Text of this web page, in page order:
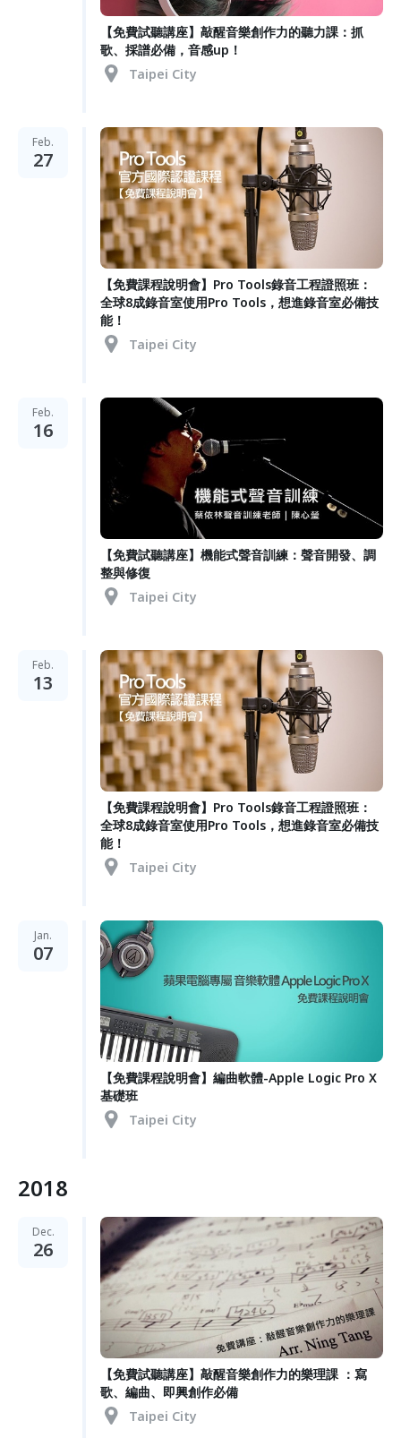
【免費試聽講座】敲醒音樂創作力的聽力課：抓
歌、採譜必備，音感up！
Taipei City
Feb.
27
【免費課程說明會】Pro Tools錄音工程證照班：
全球8成錄音室使用Pro Tools，想進錄音室必備技
能！
Taipei City
Feb.
16
【免費試聽講座】機能式聲音訓練：聲音開發、調
整與修復
Taipei City
Feb.
13
【免費課程說明會】Pro Tools錄音工程證照班：
全球8成錄音室使用Pro Tools，想進錄音室必備技
能！
Taipei City
Jan.
07
【免費課程說明會】編曲軟體-Apple Logic Pro X
基礎班
Taipei City
2018
Dec.
26
【免費試聽講座】敲醒音樂創作力的樂理課 ：寫
歌、編曲、即興創作必備
Taipei City